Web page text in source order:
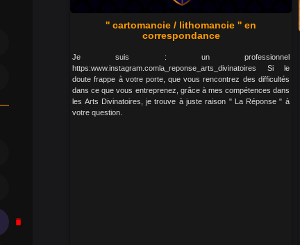
delete
'' cartomancie / lithomancie '' en
correspondance
Je suis : un professionnel
https:www.instagram.comla_reponse_arts_divinatoires Si le
doute frappe à votre porte, que vous rencontrez des difficultés
dans ce que vous entreprenez, grâce à mes compétences dans
les Arts Divinatoires, je trouve à juste raison " La Réponse " à
votre question.